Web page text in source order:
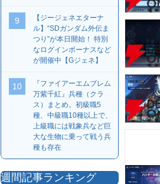
9
【ジージェネエターナ
ル】“SDガンダム外伝ま
つり”が本日開始！ 特別
なログインボーナスなど
が開催中【Gジェネ】
10
『ファイアーエムブレム
万紫千紅』兵種（クラ
ス）まとめ。初級職5
種、中級職10種以上で、
上級職には戦象兵など巨
大な生物に乗って戦う兵
種も存在
週間記事ランキング